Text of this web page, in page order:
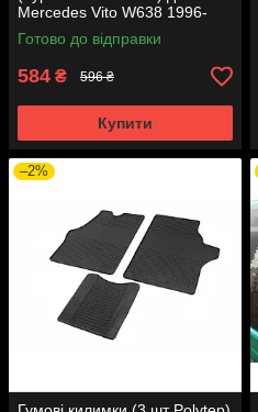
Mercedes Vito W638 1996-
2003 років.
Готово до відправки
584 ₴ 596 ₴
Купити
–2%